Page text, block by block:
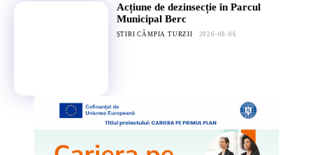
Acțiune de dezinsecție în Parcul
Municipal Berc
ȘTIRI CÂMPIA TURZII 2026-08-06